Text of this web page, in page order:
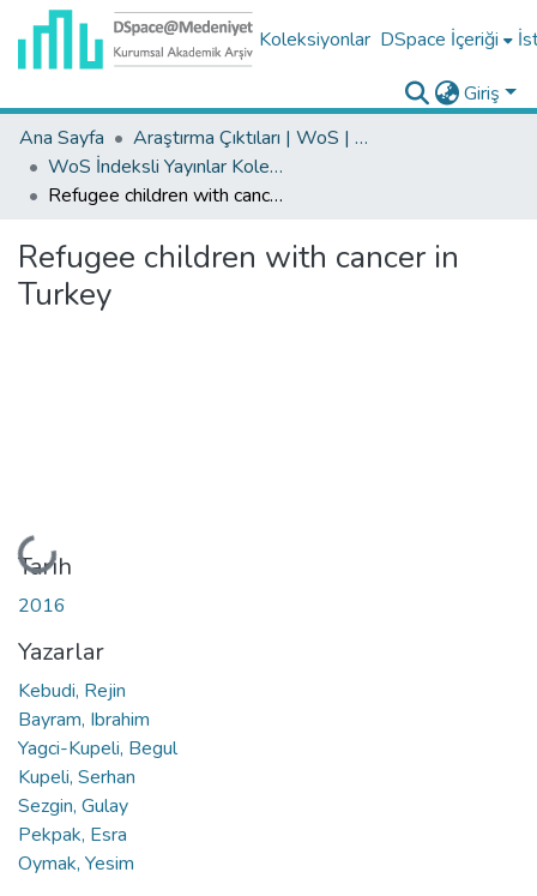
Koleksiyonlar DSpace İçeriği
Giriş
Ana Sayfa
Araştırma Çıktıları | WoS | Scopus | TR-Dizin | PubMed
WoS İndeksli Yayınlar Koleksiyonu
Refugee children with cancer in Turkey
Refugee children with cancer in
Turkey
Yükleniyor...
Tarih
2016
Yazarlar
Kebudi, Rejin
Bayram, Ibrahim
Yagci-Kupeli, Begul
Kupeli, Serhan
Sezgin, Gulay
Pekpak, Esra
Oymak, Yesim